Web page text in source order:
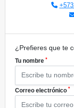
¿Prefieres que te
Tu nombre *
Correo electrónico *